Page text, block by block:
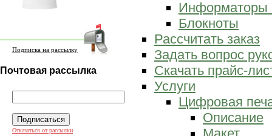
Подписка на рассылку
Почтовая рассылка
Отказаться от рассылки
Информаторы
Блокноты
Рассчитать заказ
Задать вопрос
Скачать прайс-
Услуги
Цифровая
Описание